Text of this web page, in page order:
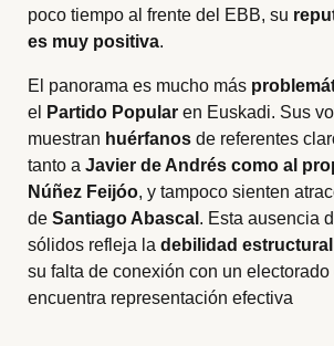
poco tiempo al frente del EBB, su
es muy positiva.
El panorama es mucho más
el
Partido Popular en Euskadi. Sus
muestran huérfanos de referentes
tanto aJavier de Andrés como al
Núñez Feijóo, y tampoco sienten
deSantiago Abascal . Esta ausencia
sólidos refleja ladebilidad
su falta de conexión con un electorado
encuentra representación efectiva